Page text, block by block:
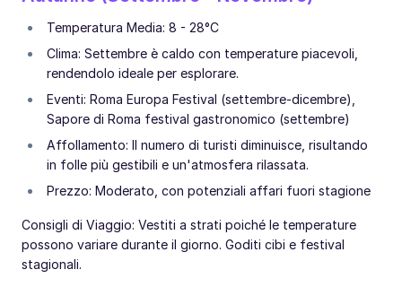
Temperatura Media: 8 - 28°C
Clima: Settembre è caldo con temperature piacevoli,
rendendolo ideale per esplorare.
Eventi: Roma Europa Festival (settembre-dicembre),
Sapore di Roma festival gastronomico (settembre)
Affollamento: Il numero di turisti diminuisce, risultando
in folle più gestibili e un'atmosfera rilassata.
Prezzo: Moderato, con potenziali affari fuori stagione
Consigli di Viaggio: Vestiti a strati poiché le temperature
possono variare durante il giorno. Goditi cibi e festival
stagionali.